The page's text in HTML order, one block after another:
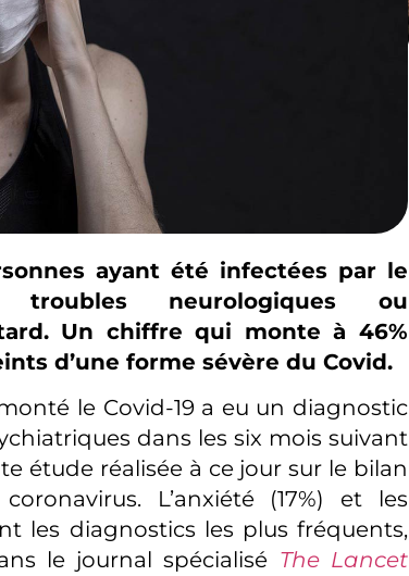
ayant été infectées par le
troubles neurologiques ou
Un chiffre qui monte à 46%
d’une forme sévère du Covid.
le Covid-19 a eu un diagnostic
dans les six mois suivant
étude réalisée à ce jour sur le bilan
L’anxiété (17%) et les
les diagnostics les plus fréquents,
le journal spécialisé The Lancet